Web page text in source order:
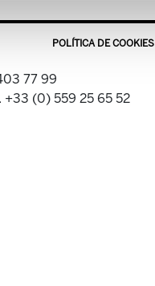
POLÍTICA DE COOKIES
77 99
+33 (0) 559 25 65 52